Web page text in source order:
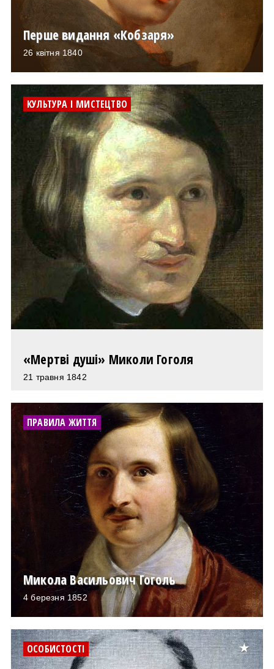
Перше видання «Кобзаря»
26 квітня 1840
КУЛЬТУРА І МИСТЕЦТВО
«Мертві душі» Миколи Гоголя
21 травня 1842
ПРАВИЛА ЖИТТЯ
Микола Васильович Гоголь
4 березня 1852
ОСОБИСТОСТІ